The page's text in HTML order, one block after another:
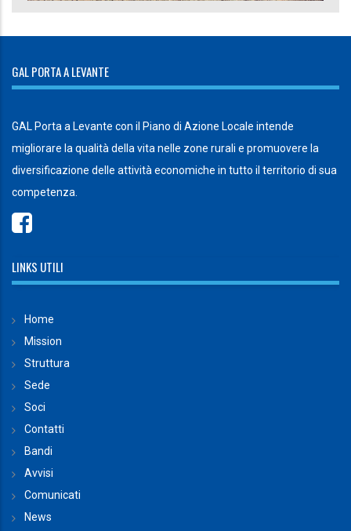
GAL PORTA A LEVANTE
GAL Porta a Levante con il Piano di Azione Locale intende
migliorare la qualità della vita nelle zone rurali e promuovere la
diversificazione delle attività economiche in tutto il territorio di sua
competenza.
LINKS UTILI
Home
Mission
Struttura
Sede
Soci
Contatti
Bandi
Avvisi
Comunicati
News